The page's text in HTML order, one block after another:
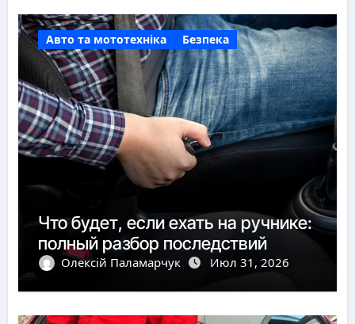
Авто та мототехніка Безпека
Что будет, если ехать на ручнике:
полный разбор последствий
Олексій Паламарчук Июл 31, 2026